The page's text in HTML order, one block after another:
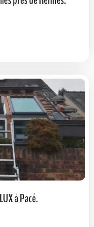
à Pacé.